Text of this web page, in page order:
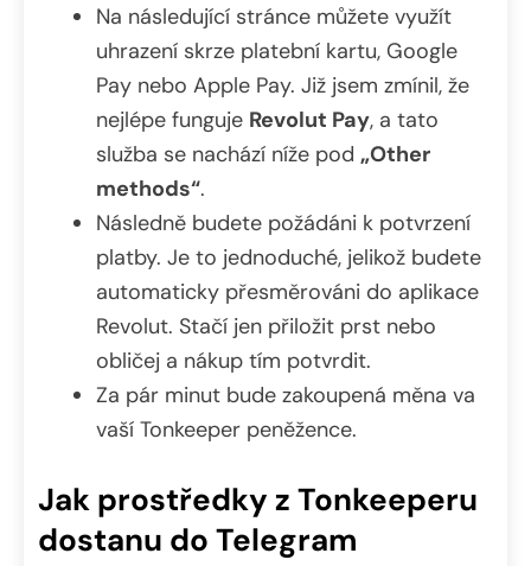
Na následující stránce můžete využít
uhrazení skrze platební kartu, Google
Pay nebo Apple Pay. Již jsem zmínil, že
nejlépe funguje Revolut Pay, a tato
služba se nachází níže pod „Other
methods“.
Následně budete požádáni k potvrzení
platby. Je to jednoduché, jelikož budete
automaticky přesměrováni do aplikace
Revolut. Stačí jen přiložit prst nebo
obličej a nákup tím potvrdit.
Za pár minut bude zakoupená měna va
vaší Tonkeeper peněžence.
Jak prostředky z Tonkeeperu
dostanu do Telegram